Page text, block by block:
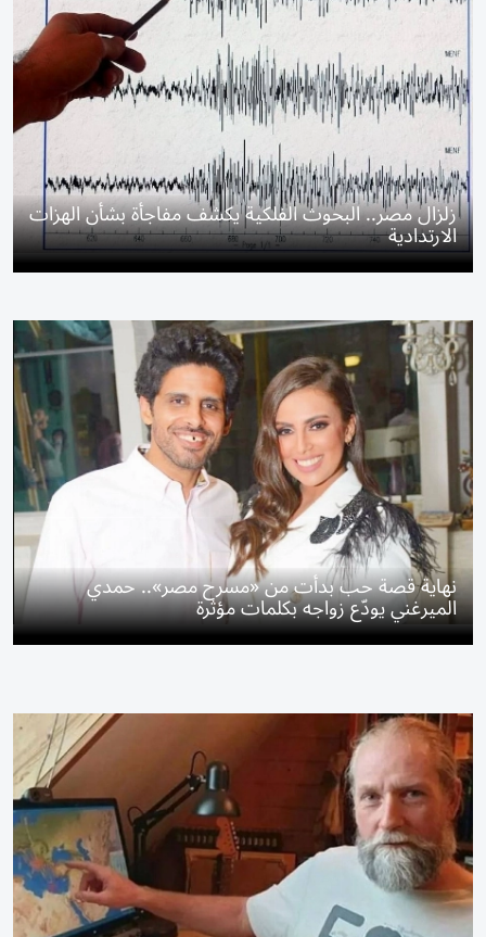
زلزال مصر.. البحوث الفلكية يكشف مفاجأة بشأن الهزات
الارتدادية
نهاية قصة حب بدأت من «مسرح مصر».. حمدي
الميرغني يودّع زواجه بكلمات مؤثرة